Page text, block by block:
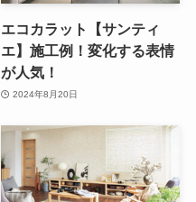
エコカラット【サンティ
エ】施工例！変化する表情
が人気！
2024年8月20日